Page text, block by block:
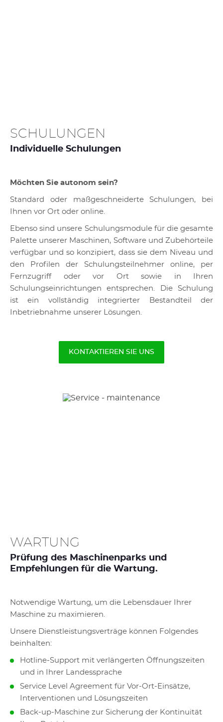
SCHULUNGEN
Individuelle Schulungen
Möchten Sie autonom sein?
Standard oder maßgeschneiderte Schulungen, bei
Ihnen vor Ort oder online.
Ebenso sind unsere Schulungsmodule für die gesamte
Palette unserer Maschinen, Software und Zubehörteile
verfügbar und so konzipiert, dass sie dem Niveau und
den Profilen der Schulungsteilnehmer online, per
Fernzugriff oder vor Ort sowie in Ihren
Schulungseinrichtungen entsprechen. Die Schulung
ist ein vollständig integrierter Bestandteil der
Inbetriebnahme unserer Lösungen.
KONTAKTIEREN SIE UNS
WARTUNG
Prüfung des Maschinenparks und
Empfehlungen für die Wartung.
Notwendige Wartung, um die Lebensdauer Ihrer
Maschine zu maximieren.
Unsere Dienstleistungsverträge können Folgendes
beinhalten:
Hotline-Support mit verlängerten Öffnungszeiten
und in Ihrer Landessprache
Service Level Agreement für Vor-Ort-Einsätze,
Interventionen und Lösungszeiten
Back-up-Maschine zur Sicherung der Kontinuität